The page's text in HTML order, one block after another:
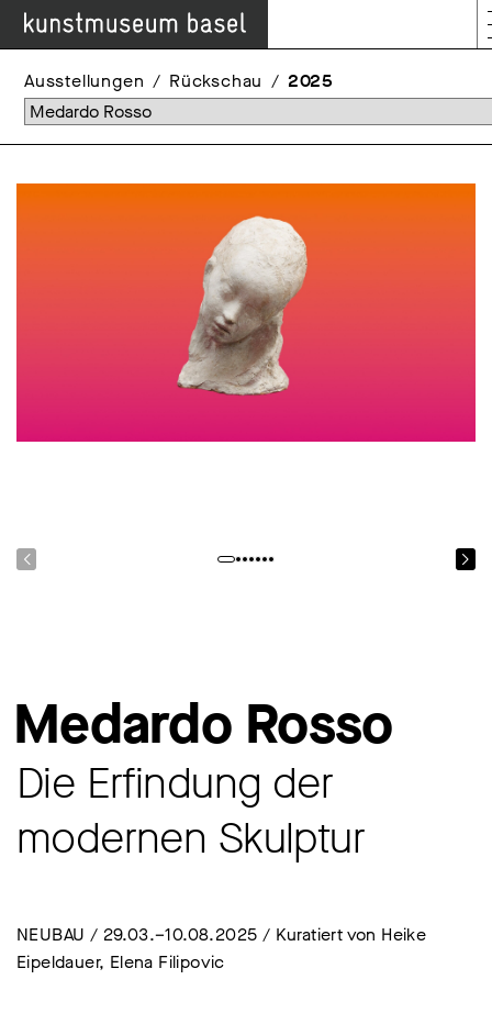
Ausstellungen Rückschau 2025
Medardo Rosso
Die Erfindung der
modernen Skulptur
NEUBAU / 29.03.–10.08.2025 / Kuratiert von Heike
Eipeldauer, Elena Filipovic